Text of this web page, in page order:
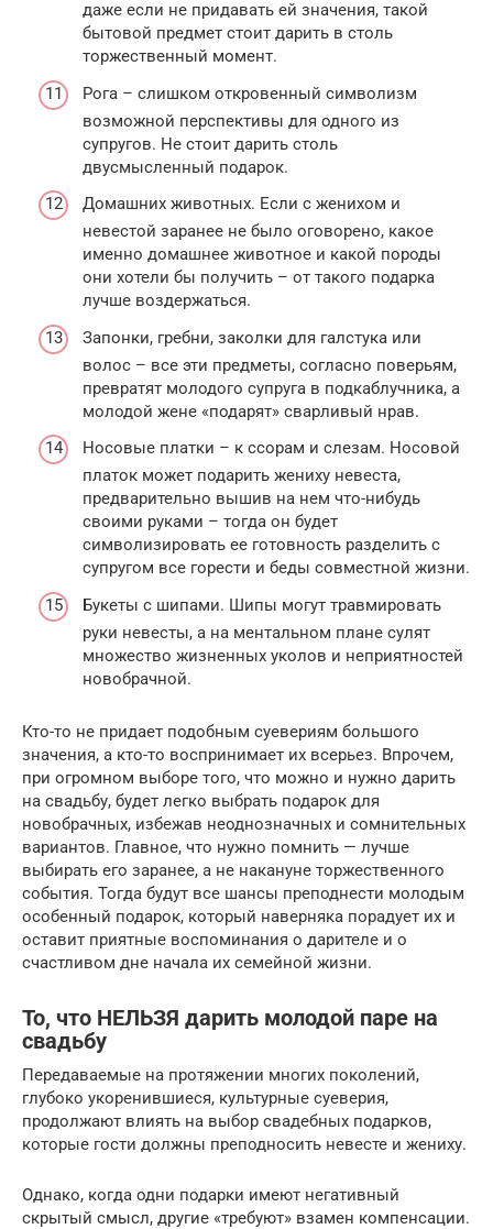
даже если не придавать ей значения, такой
бытовой предмет стоит дарить в столь
торжественный момент.
Рога – слишком откровенный символизм
возможной перспективы для одного из
супругов. Не стоит дарить столь
двусмысленный подарок.
Домашних животных. Если с женихом и
невестой заранее не было оговорено, какое
именно домашнее животное и какой породы
они хотели бы получить – от такого подарка
лучше воздержаться.
Запонки, гребни, заколки для галстука или
волос – все эти предметы, согласно поверьям,
превратят молодого супруга в подкаблучника, а
молодой жене «подарят» сварливый нрав.
Носовые платки – к ссорам и слезам. Носовой
платок может подарить жениху невеста,
предварительно вышив на нем что-нибудь
своими руками – тогда он будет
символизировать ее готовность разделить с
супругом все горести и беды совместной жизни.
Букеты с шипами. Шипы могут травмировать
руки невесты, а на ментальном плане сулят
множество жизненных уколов и неприятностей
новобрачной.
Кто-то не придает подобным суевериям большого
значения, а кто-то воспринимает их всерьез. Впрочем,
при огромном выборе того, что можно и нужно дарить
на свадьбу, будет легко выбрать подарок для
новобрачных, избежав неоднозначных и сомнительных
вариантов. Главное, что нужно помнить — лучше
выбирать его заранее, а не накануне торжественного
события. Тогда будут все шансы преподнести молодым
особенный подарок, который наверняка порадует их и
оставит приятные воспоминания о дарителе и о
счастливом дне начала их семейной жизни.
То, что НЕЛЬЗЯ дарить молодой паре на
свадьбу
Передаваемые на протяжении многих поколений,
глубоко укоренившиеся, культурные суеверия,
продолжают влиять на выбор свадебных подарков,
которые гости должны преподносить невесте и жениху.
Однако, когда одни подарки имеют негативный
скрытый смысл, другие «требуют» взамен компенсации.